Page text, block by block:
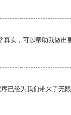
真实，可以帮助我做出
已经为我们带来了无限